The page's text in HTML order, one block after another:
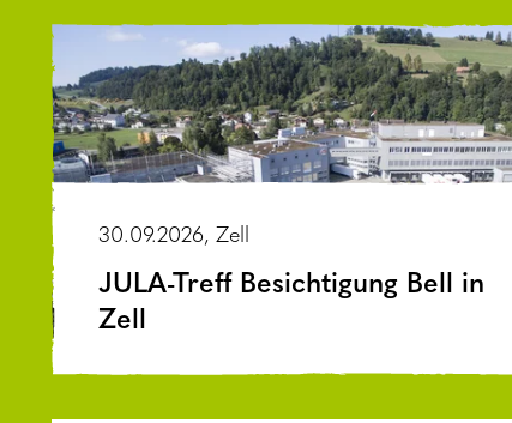
30.09.2026, Zell
JULA-Treff Besichtigung Bell in
Zell